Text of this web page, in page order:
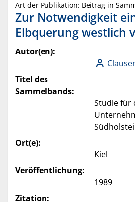
Art der Publikation: Beitrag in
Zur Notwendigkeit
Elbquerung westlich
Autor(en):
Titel des
Sammelbands:
Studie für
Ort(e):
Kiel
Veröffentlichung:
1989
Zitation: